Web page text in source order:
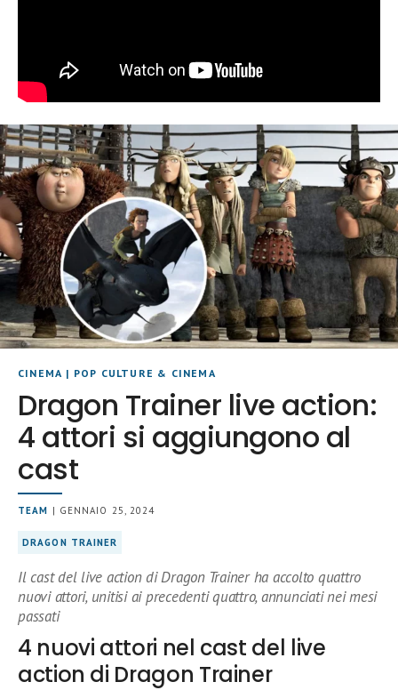
CINEMA | POP CULTURE & CINEMA
Dragon Trainer live action:
4 attori si aggiungono al
cast
TEAM | GENNAIO 25, 2024
DRAGON TRAINER
Il cast del live action di Dragon Trainer ha accolto quattro
nuovi attori, unitisi ai precedenti quattro, annunciati nei mesi
passati
4 nuovi attori nel cast del live
action di Dragon Trainer